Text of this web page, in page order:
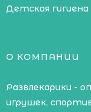
Детская гигиена
О КОМПАНИИ
Развлекарики -
игрушек,